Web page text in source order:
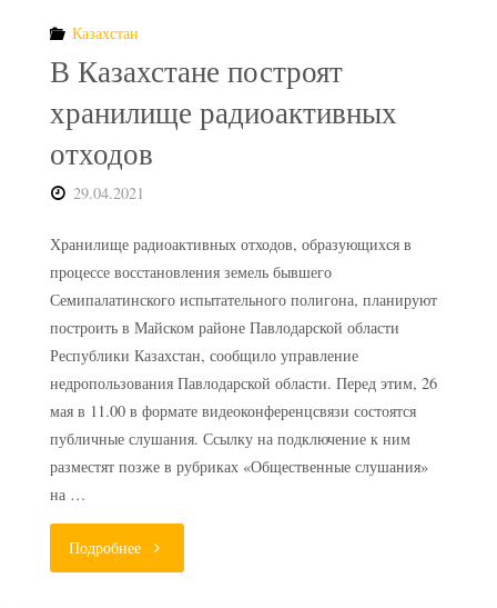
Казахстан
В Казахстане построят
хранилище радиоактивных
отходов
29.04.2021
Хранилище радиоактивных отходов, образующихся в
процессе восстановления земель бывшего
Семипалатинского испытательного полигона, планируют
построить в Майском районе Павлодарской области
Республики Казахстан, сообщило управление
недропользования Павлодарской области. Перед этим, 26
мая в 11.00 в формате видеоконференцсвязи состоятся
публичные слушания. Ссылку на подключение к ним
разместят позже в рубриках «Общественные слушания»
на …
Подробнее"В